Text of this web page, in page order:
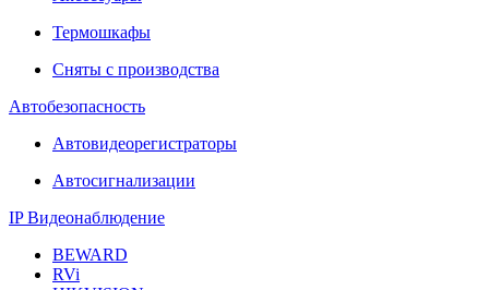
Термошкафы
Сняты с производства
Автобезопасность
Автовидеорегистраторы
Автосигнализации
IP Видеонаблюдение
BEWARD
RVi